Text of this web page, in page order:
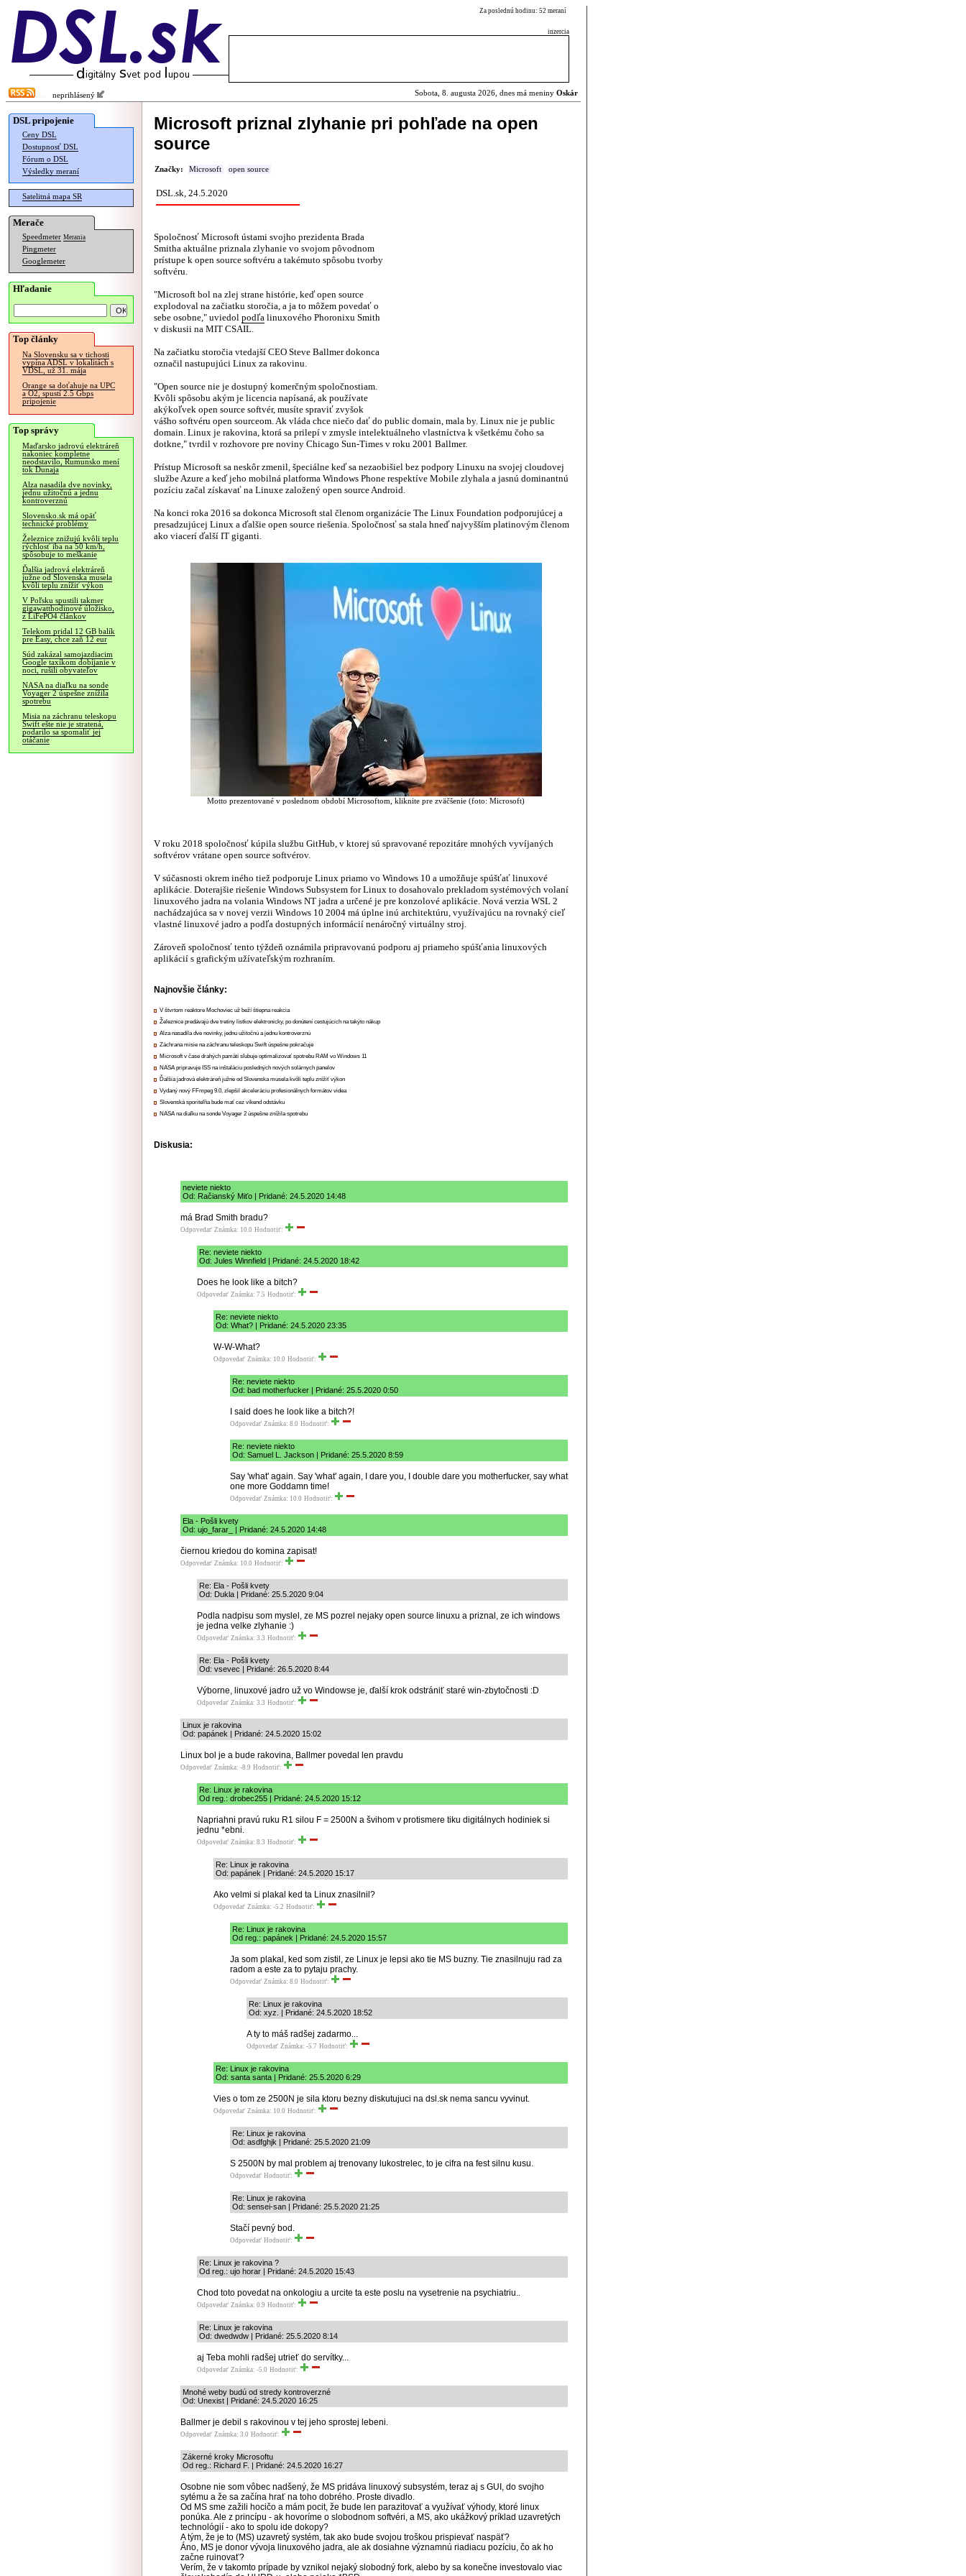
Za poslednú hodinu: 52 meraní
inzercia
neprihlásený Sobota, 8. augusta 2026, dnes má meniny Oskár
DSL pripojenie
Ceny DSL
Dostupnosť DSL
Fórum o DSL
Výsledky meraní
Satelitná mapa SR
Merače
Speedmeter Merania
Pingmeter
Googlemeter
Hľadanie
Top články
Na Slovensku sa v tichosti
vypína ADSL v lokalitách s
VDSL, už 31. mája
Orange sa doťahuje na UPC
a O2, spustí 2.5 Gbps
pripojenie
Top správy
Maďarsko jadrovú elektráreň
nakoniec kompletne
neodstavilo, Rumunsko mení
tok Dunaja
Alza nasadila dve novinky,
jednu užitočnú a jednu
kontroverznú
Slovensko.sk má opäť
technické problémy
Železnice znižujú kvôli teplu
rýchlosť iba na 50 km/h,
spôsobuje to meškanie
Ďalšia jadrová elektráreň
južne od Slovenska musela
kvôli teplu znížiť výkon
V Poľsku spustili takmer
gigawatthodinové úložisko,
z LiFePO4 článkov
Telekom pridal 12 GB balík
pre Easy, chce zaň 12 eur
Súd zakázal samojazdiacim
Google taxíkom dobíjanie v
noci, rušili obyvateľov
NASA na diaľku na sonde
Voyager 2 úspešne znížila
spotrebu
Misia na záchranu teleskopu
Swift ešte nie je stratená,
podarilo sa spomaliť jej
otáčanie
Microsoft priznal zlyhanie pri pohľade na open
source
Značky: Microsoft open source
DSL.sk, 24.5.2020
Spoločnosť Microsoft ústami svojho prezidenta Brada
Smitha aktuálne priznala zlyhanie vo svojom pôvodnom
prístupe k open source softvéru a takémuto spôsobu tvorby
softvéru.
"Microsoft bol na zlej strane histórie, keď open source
explodoval na začiatku storočia, a ja to môžem povedať o
sebe osobne," uviedol podľa linuxového Phoronixu Smith
v diskusii na MIT CSAIL.
Na začiatku storočia vtedajší CEO Steve Ballmer dokonca
označil nastupujúci Linux za rakovinu.
"Open source nie je dostupný komerčným spoločnostiam.
Kvôli spôsobu akým je licencia napísaná, ak používate
akýkoľvek open source softvér, musíte spraviť zvyšok
vášho softvéru open sourceom. Ak vláda chce niečo dať do public domain, mala by. Linux nie je public
domain. Linux je rakovina, ktorá sa prilepí v zmysle intelektuálneho vlastníctva k všetkému čoho sa
dotkne," tvrdil v rozhovore pre noviny Chicago Sun-Times v roku 2001 Ballmer.
Prístup Microsoft sa neskôr zmenil, špeciálne keď sa nezaobišiel bez podpory Linuxu na svojej cloudovej
službe Azure a keď jeho mobilná platforma Windows Phone respektíve Mobile zlyhala a jasnú dominantnú
pozíciu začal získavať na Linuxe založený open source Android.
Na konci roka 2016 sa dokonca Microsoft stal členom organizácie The Linux Foundation podporujúcej a
presadzujúcej Linux a ďalšie open source riešenia. Spoločnosť sa stala hneď najvyšším platinovým členom
ako viacerí ďalší IT giganti.
Motto prezentované v poslednom období Microsoftom, kliknite pre zväčšenie (foto: Microsoft)
V roku 2018 spoločnosť kúpila službu GitHub, v ktorej sú spravované repozitáre mnohých vyvíjaných
softvérov vrátane open source softvérov.
V súčasnosti okrem iného tiež podporuje Linux priamo vo Windows 10 a umožňuje spúšťať linuxové
aplikácie. Doterajšie riešenie Windows Subsystem for Linux to dosahovalo prekladom systémových volaní
linuxového jadra na volania Windows NT jadra a určené je pre konzolové aplikácie. Nová verzia WSL 2
nachádzajúca sa v novej verzii Windows 10 2004 má úplne inú architektúru, využívajúcu na rovnaký cieľ
vlastné linuxové jadro a podľa dostupných informácií nenáročný virtuálny stroj.
Zároveň spoločnosť tento týždeň oznámila pripravovanú podporu aj priameho spúšťania linuxových
aplikácií s grafickým užívateľským rozhraním.
Najnovšie články:
V štvrtom reaktore Mochoviec už beží štiepna reakcia
Železnice predávajú dve tretiny lístkov elektronicky, po donútení cestujúcich na takýto nákup
Alza nasadila dve novinky, jednu užitočnú a jednu kontroverznú
Záchrana misie na záchranu teleskopu Swift úspešne pokračuje
Microsoft v čase drahých pamätí sľubuje optimalizovať spotrebu RAM vo Windows 11
NASA pripravuje ISS na inštaláciu posledných nových solárnych panelov
Ďalšia jadrová elektráreň južne od Slovenska musela kvôli teplu znížiť výkon
Vydaný nový FFmpeg 9.0, zlepšil akceleráciu profesionálnych formátov videa
Slovenská sporiteľňa bude mať cez víkend odstávku
NASA na diaľku na sonde Voyager 2 úspešne znížila spotrebu
Diskusia:
neviete niekto
Od: Račianský Miťo | Pridané: 24.5.2020 14:48
má Brad Smith bradu?
Odpovedať Známka: 10.0 Hodnotiť:
Re: neviete niekto
Od: Jules Winnfield | Pridané: 24.5.2020 18:42
Does he look like a bitch?
Odpovedať Známka: 7.5 Hodnotiť:
Re: neviete niekto
Od: What? | Pridané: 24.5.2020 23:35
W-W-What?
Odpovedať Známka: 10.0 Hodnotiť:
Re: neviete niekto
Od: bad motherfucker | Pridané: 25.5.2020 0:50
I said does he look like a bitch?!
Odpovedať Známka: 8.0 Hodnotiť:
Re: neviete niekto
Od: Samuel L. Jackson | Pridané: 25.5.2020 8:59
Say 'what' again. Say 'what' again, I dare you, I double dare you motherfucker, say what
one more Goddamn time!
Odpovedať Známka: 10.0 Hodnotiť:
Ela - Pošli kvety
Od: ujo_farar_ | Pridané: 24.5.2020 14:48
čiernou kriedou do komina zapisat!
Odpovedať Známka: 10.0 Hodnotiť:
Re: Ela - Pošli kvety
Od: Dukla | Pridané: 25.5.2020 9:04
Podla nadpisu som myslel, ze MS pozrel nejaky open source linuxu a priznal, ze ich windows
je jedna velke zlyhanie :)
Odpovedať Známka: 3.3 Hodnotiť:
Re: Ela - Pošli kvety
Od: vsevec | Pridané: 26.5.2020 8:44
Výborne, linuxové jadro už vo Windowse je, ďalší krok odstrániť staré win-zbytočnosti :D
Odpovedať Známka: 3.3 Hodnotiť:
Linux je rakovina
Od: papánek | Pridané: 24.5.2020 15:02
Linux bol je a bude rakovina, Ballmer povedal len pravdu
Odpovedať Známka: -8.9 Hodnotiť:
Re: Linux je rakovina
Od reg.: drobec255 | Pridané: 24.5.2020 15:12
Napriahni pravú ruku R1 silou F = 2500N a švihom v protismere tiku digitálnych hodiniek si
jednu *ebni.
Odpovedať Známka: 8.3 Hodnotiť:
Re: Linux je rakovina
Od: papánek | Pridané: 24.5.2020 15:17
Ako velmi si plakal ked ta Linux znasilnil?
Odpovedať Známka: -5.2 Hodnotiť:
Re: Linux je rakovina
Od reg.: papánek | Pridané: 24.5.2020 15:57
Ja som plakal, ked som zistil, ze Linux je lepsi ako tie MS buzny. Tie znasilnuju rad za
radom a este za to pytaju prachy.
Odpovedať Známka: 8.0 Hodnotiť:
Re: Linux je rakovina
Od: xyz. | Pridané: 24.5.2020 18:52
A ty to máš radšej zadarmo...
Odpovedať Známka: -5.7 Hodnotiť:
Re: Linux je rakovina
Od: santa santa | Pridané: 25.5.2020 6:29
Vies o tom ze 2500N je sila ktoru bezny diskutujuci na dsl.sk nema sancu vyvinut.
Odpovedať Známka: 10.0 Hodnotiť:
Re: Linux je rakovina
Od: asdfghjk | Pridané: 25.5.2020 21:09
S 2500N by mal problem aj trenovany lukostrelec, to je cifra na fest silnu kusu.
Odpovedať Hodnotiť:
Re: Linux je rakovina
Od: sensei-san | Pridané: 25.5.2020 21:25
Stačí pevný bod.
Odpovedať Hodnotiť:
Re: Linux je rakovina ?
Od reg.: ujo horar | Pridané: 24.5.2020 15:43
Chod toto povedat na onkologiu a urcite ta este poslu na vysetrenie na psychiatriu..
Odpovedať Známka: 0.9 Hodnotiť:
Re: Linux je rakovina
Od: dwedwdw | Pridané: 25.5.2020 8:14
aj Teba mohli radšej utrieť do servítky...
Odpovedať Známka: -5.0 Hodnotiť:
Mnohé weby budú od stredy kontroverzné
Od: Unexist | Pridané: 24.5.2020 16:25
Ballmer je debil s rakovinou v tej jeho sprostej lebeni.
Odpovedať Známka: 3.0 Hodnotiť:
Zákerné kroky Microsoftu
Od reg.: Richard F. | Pridané: 24.5.2020 16:27
Osobne nie som vôbec nadšený, že MS pridáva linuxový subsystém, teraz aj s GUI, do svojho
sytému a že sa začína hrať na toho dobrého. Proste divadlo.
Od MS sme zažili hocičo a mám pocit, že bude len parazitovať a využívať výhody, ktoré linux
ponúka. Ale z princípu - ak hovoríme o slobodnom softvéri, a MS, ako ukážkový príklad uzavretých
technológií - ako to spolu ide dokopy?
A tým, že je to (MS) uzavretý systém, tak ako bude svojou troškou prispievať naspäť?
Áno, MS je donor vývoja linuxového jadra, ale ak dosiahne významnú riadiacu pozíciu, čo ak ho
začne ruinovať?
Verím, že v takomto prípade by vznikol nejaký slobodný fork, alebo by sa konečne investovalo viac